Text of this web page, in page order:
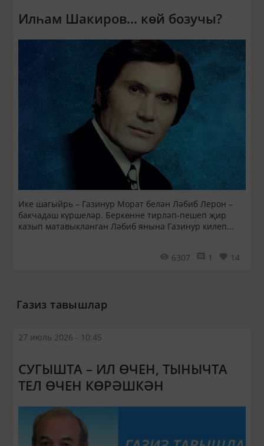
Илһам Шакиров... көй бозучы?
Ике шагыйрь – Газинур Морат белән Ләбиб Лерон –
бакчадаш күршеләр. Беркөнне тирләп-пешеп җир
казып матавыкланган Ләбиб янына Газинур килеп...
6307 1 14
Газиз тавышлар
27 июль 2026 - 10:45
СУГЫШТА – ИЛ ӨЧЕН, ТЫНЫЧТА
ТЕЛ ӨЧЕН КӨРӘШКӘН